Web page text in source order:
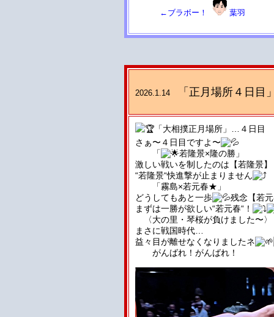
←ブラボー！ 葉羽
2026.1.14 「正月場所４日目
「大相撲正月場所」…４日目
さぁ〜４日目ですよ〜
「
若隆景×隆の勝」
激しい戦いを制したのは【若隆景】
“若隆景“快進撃が止まりません
「霧島×若元春★」
どうしてもあと一歩
残念【若
まずは一勝が欲しい“若元春“！
〈大の里・琴桜が負けました〜〉
まさに戦国時代…
益々目が離せなくなりましたネ
がんばれ！がんばれ！